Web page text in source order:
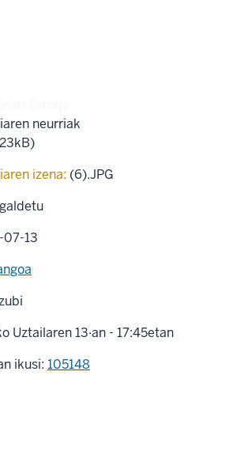
neurriak
izena: (6).JPG
13
Uztailaren 13·an - 17:45etan
ikusi: 105148